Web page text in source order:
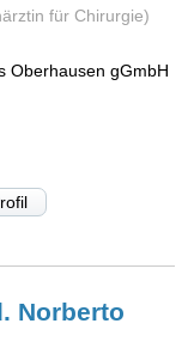
für Chirurgie)
Oberhausen gGmbH
Norberto